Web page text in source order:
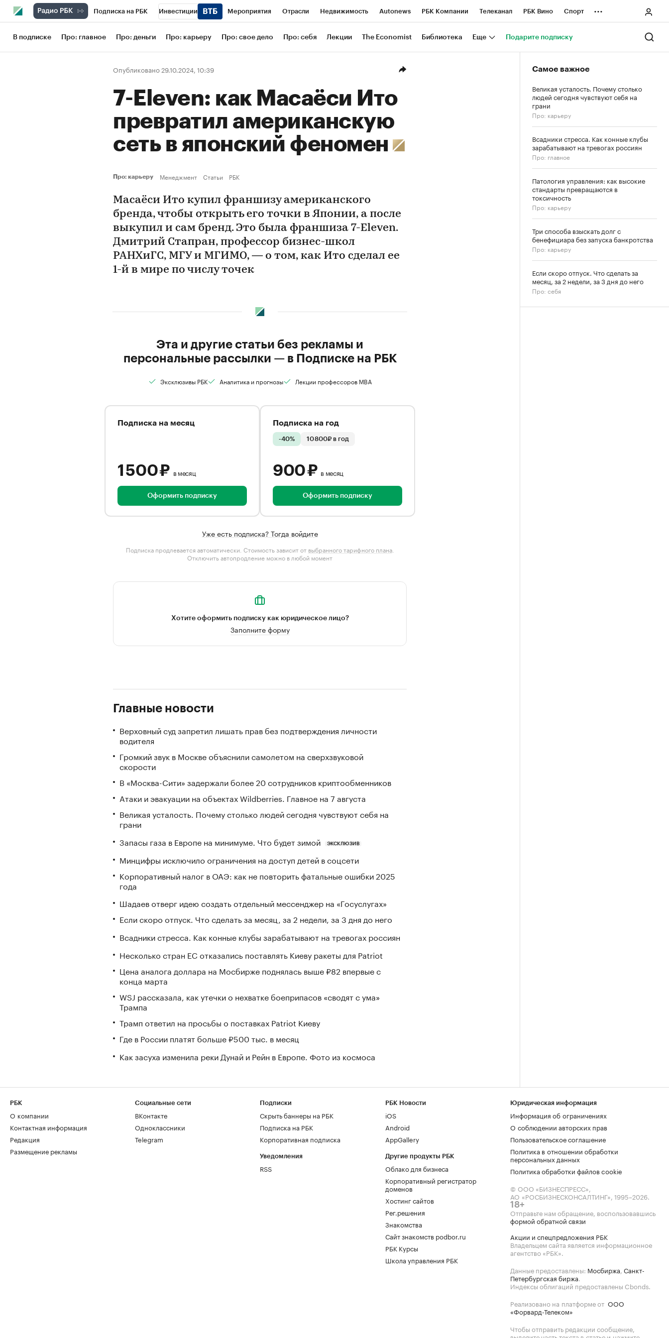
Подписка на РБК Инвестиции Мероприятия Отрасли Недвижимость Autonews РБК Компании Телеканал РБК Вино Спорт
Школа управления РБК РБК Образование РБК Life Тренды Визионеры Национальные проекты Город
Рынок наличной валюты
...
В подписке Про: главное Про: деньги Про: карьеру Про: свое дело Про: себя Лекции The Economist Библиотека Еще Подарите подписку
Опубликовано 29.10.2024, 10:39
7-Eleven: как Масаёси Ито
превратил американскую
сеть в японский феномен
Про: карьеру Менеджмент Статьи РБК
Масаёси Ито купил франшизу американского
бренда, чтобы открыть его точки в Японии, а после
выкупил и сам бренд. Это была франшиза 7-Eleven.
Дмитрий Стапран, профессор бизнес-школ
РАНХиГС, МГУ и МГИМО, — о том, как Ито сделал ее
1-й в мире по числу точек
Эта и другие статьи без рекламы и
персональные рассылки — в Подписке на РБК
Эксклюзивы РБК Аналитика и прогнозы Лекции профессоров MBA
Подписка на месяц
1 500 ₽ в месяц
Оформить подписку
Подписка на год
-40% 10 800₽ в год
900 ₽ в месяц
Оформить подписку
Уже есть подписка? Тогда войдите
Подписка продлевается автоматически. Стоимость зависит от выбранного тарифного плана.
Отключить автопродление можно в любой момент
Хотите оформить подписку как юридическое лицо?
Заполните форму
Главные новости
Верховный суд запретил лишать прав без подтверждения личности
водителя
Громкий звук в Москве объяснили самолетом на сверхзвуковой
скорости
В «Москва-Сити» задержали более 20 сотрудников криптообменников
Атаки и эвакуации на объектах Wildberries. Главное на 7 августа
Великая усталость. Почему столько людей сегодня чувствуют себя на
грани
Запасы газа в Европе на минимуме. Что будет зимой
ЭКСКЛЮЗИВ
Минцифры исключило ограничения на доступ детей в соцсети
Корпоративный налог в ОАЭ: как не повторить фатальные ошибки 2025
года
Шадаев отверг идею создать отдельный мессенджер на «Госуслугах»
Если скоро отпуск. Что сделать за месяц, за 2 недели, за 3 дня до него
Всадники стресса. Как конные клубы зарабатывают на тревогах россиян
Несколько стран ЕС отказались поставлять Киеву ракеты для Patriot
Цена аналога доллара на Мосбирже поднялась выше ₽82 впервые с
конца марта
WSJ рассказала, как утечки о нехватке боеприпасов «сводят с ума»
Трампа
Трамп ответил на просьбы о поставках Patriot Киеву
Где в России платят больше ₽500 тыс. в месяц
Как засуха изменила реки Дунай и Рейн в Европе. Фото из космоса
Самое важное
Великая усталость. Почему столько
людей сегодня чувствуют себя на
грани
Про: карьеру
Всадники стресса. Как конные клубы
зарабатывают на тревогах россиян
Про: главное
Патология управления: как высокие
стандарты превращаются в
токсичность
Про: карьеру
Три способа взыскать долг с
бенефициара без запуска банкротства
Про: карьеру
Если скоро отпуск. Что сделать за
месяц, за 2 недели, за 3 дня до него
Про: себя
РБК
О компании
Контактная информация
Редакция
Размещение рекламы
Социальные сети
ВКонтакте
Одноклассники
Telegram
Подписки
Скрыть баннеры на РБК
Подписка на РБК
Корпоративная подписка
Уведомления
RSS
РБК Новости
iOS
Android
AppGallery
Другие продукты РБК
Облако для бизнеса
Корпоративный регистратор
доменов
Хостинг сайтов
Рег.решения
Знакомства
Сайт знакомств podbor.ru
РБК Курсы
Школа управления РБК
Юридическая информация
Информация об ограничениях
О соблюдении авторских прав
Пользовательское соглашение
Политика в отношении обработки
персональных данных
Политика обработки файлов cookie
© ООО «БИЗНЕСПРЕСС»,
АО «РОСБИЗНЕСКОНСАЛТИНГ», 1995–2026.
18+
Отправьте нам обращение, воспользовавшись
формой обратной связи
Акции и спецпредложения РБК
Владельцем сайта является информационное
агентство «РБК».
Данные предоставлены: Мосбиржа, Санкт-
Петербургская биржа.
Индексы облигаций предоставлены Cbonds.
Реализовано на платформе от ООО
«Форвард-Телеком»
Чтобы отправить редакции сообщение,